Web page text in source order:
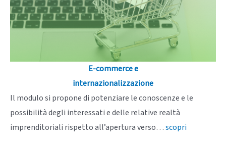
E-commerce e
internazionalizzazione
Il modulo si propone di potenziare le conoscenze e le
possibilità degli interessati e delle relative realtà
imprenditoriali rispetto all’apertura verso…scopri